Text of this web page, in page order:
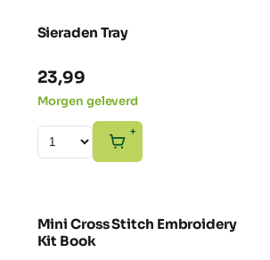
Sieraden Tray
23,99
Morgen geleverd
+
Mini Cross Stitch Embroidery
Kit Book